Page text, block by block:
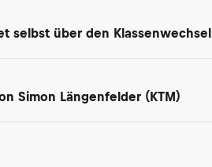
selbst über den Klassenwechsel
Simon Längenfelder (KTM)